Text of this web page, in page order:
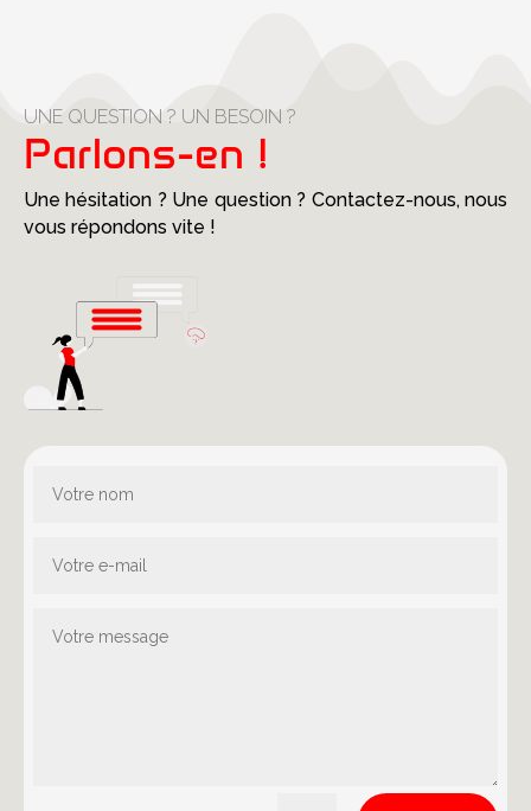
UNE QUESTION ? UN BESOIN ?
Parlons-en !
Une hésitation ? Une question ? Contactez-nous, nous
vous répondons vite !